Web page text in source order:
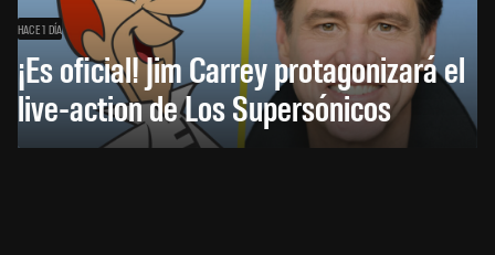
HACE 1 DÍA
¡Es oficial! Jim Carrey protagonizará el
live-action de Los Supersónicos